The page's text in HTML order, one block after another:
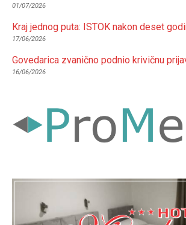
01/07/2026
Kraj jednog puta: ISTOK nakon deset
17/06/2026
Govedarica zvanično podnio krivičnu
16/06/2026